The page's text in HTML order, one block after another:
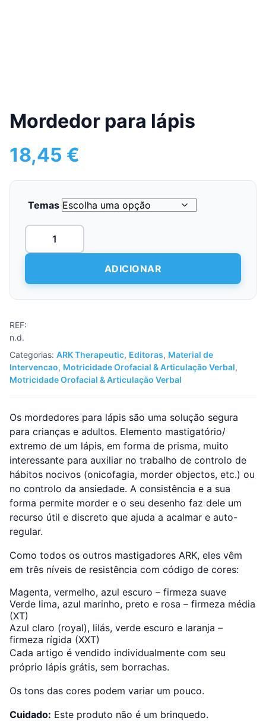
Mordedor para lápis
18,45 €
Temas
Quantidade
Mordedor
lápis
ADICIONAR
REF:
n.d.
Categorias: ARK Therapeutic, Editoras, Material de
Intervencao, Motricidade Orofacial & Articulação Verbal,
Motricidade Orofacial & Articulação Verbal
Os mordedores para lápis são uma solução segura
para crianças e adultos. Elemento mastigatório/
extremo de um lápis, em forma de prisma, muito
interessante para auxiliar no trabalho de controlo de
hábitos nocivos (onicofagia, morder objectos, etc.) ou
no controlo da ansiedade. A consistência e a sua
forma permite morder e o seu desenho faz dele um
recurso útil e discreto que ajuda a acalmar e auto-
regular.
Como todos os outros mastigadores ARK, eles vêm
em três níveis de resistência com código de cores:
Magenta, vermelho, azul escuro – firmeza suave
Verde lima, azul marinho, preto e rosa – firmeza média
(XT)
Azul claro (royal), lilás, verde escuro e laranja –
firmeza rígida (XXT)
Cada artigo é vendido individualmente com seu
próprio lápis grátis, sem borrachas.
Os tons das cores podem variar um pouco.
Cuidado: Este produto não é um brinquedo.